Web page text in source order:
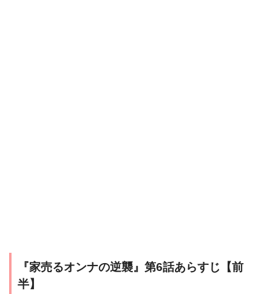
『家売るオンナの逆襲』第6話あらすじ【前
半】